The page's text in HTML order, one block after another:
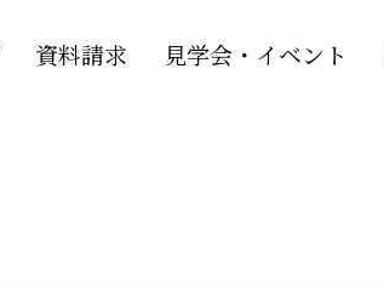
資料請求 見学会・イベント